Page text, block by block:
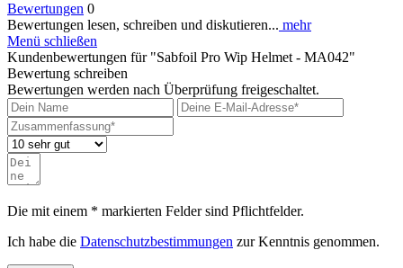
Bewertungen 0
Bewertungen lesen, schreiben und diskutieren... mehr
Menü schließen
Kundenbewertungen für "Sabfoil Pro Wip Helmet - MA042"
Bewertung schreiben
Bewertungen werden nach Überprüfung freigeschaltet.
Die mit einem * markierten Felder sind Pflichtfelder.
Ich habe die Datenschutzbestimmungen zur Kenntnis genommen.